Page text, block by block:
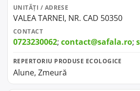
UNITĂȚI / ADRESE
VALEA TARNEI, NR. CAD 50350
CONTACT
0723230062; contact@safala.ro;
REPERTORIU PRODUSE ECOLOGICE
Alune, Zmeură